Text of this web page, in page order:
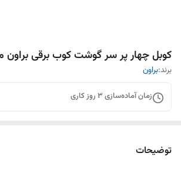
کوبل چهار پر سر گوشت کوب برقی براون
برند:براون
زمان آماده‌سازی 3 روز کاری
توضیحات